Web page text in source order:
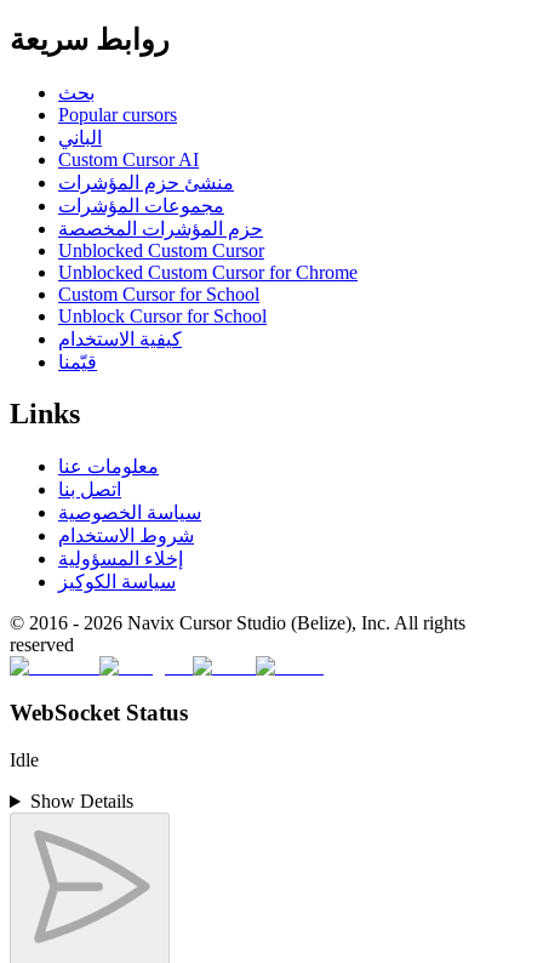
روابط سريعة
بحث
Popular cursors
الباني
Custom Cursor AI
منشئ حزم المؤشرات
مجموعات المؤشرات
حزم المؤشرات المخصصة
Unblocked Custom Cursor
Unblocked Custom Cursor for Chrome
Custom Cursor for School
Unblock Cursor for School
كيفية الاستخدام
قيّمنا
Links
معلومات عنا
اتصل بنا
سياسة الخصوصية
شروط الاستخدام
إخلاء المسؤولية
سياسة الكوكيز
© 2016 - 2026 Navix Cursor Studio (Belize), Inc. All rights
reserved
WebSocket Status
Idle
Show Details